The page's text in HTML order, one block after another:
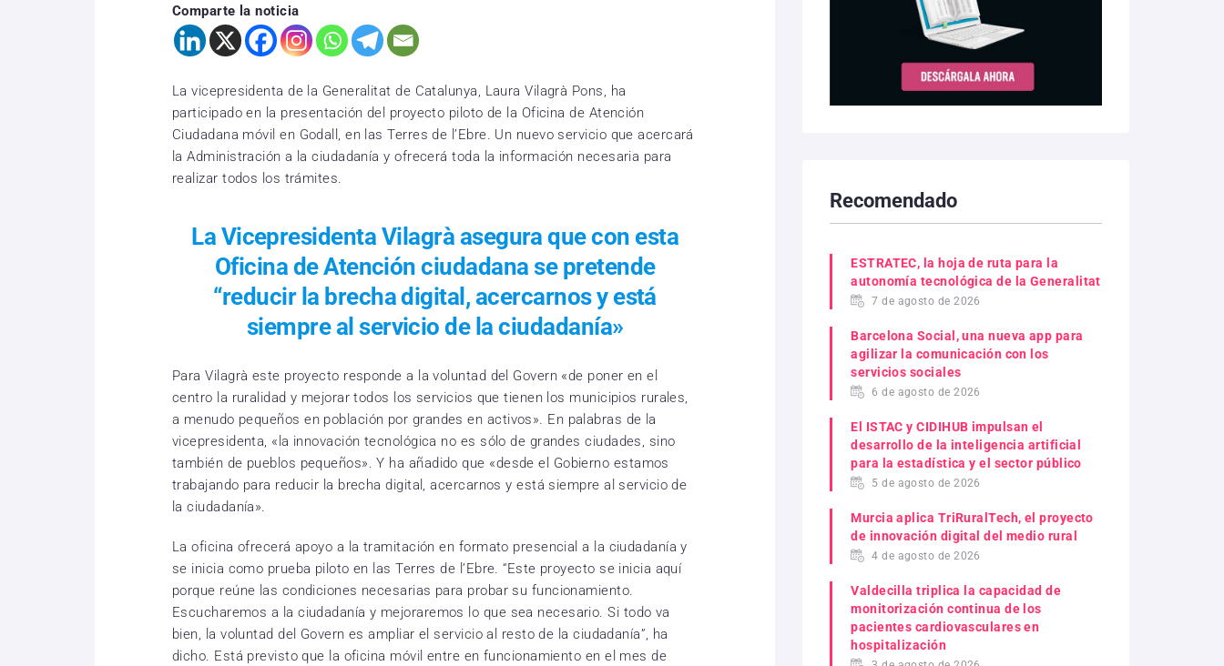
Comparte la noticia
La vicepresidenta de la Generalitat de Catalunya, Laura Vilagrà Pons, ha
participado en la presentación del proyecto piloto de la Oficina de Atención
Ciudadana móvil en Godall, en las Terres de l’Ebre. Un nuevo servicio que acercará
la Administración a la ciudadanía y ofrecerá toda la información necesaria para
realizar todos los trámites.
La Vicepresidenta Vilagrà asegura que con esta
Oficina de Atención ciudadana se pretende
“reducir la brecha digital, acercarnos y está
siempre al servicio de la ciudadanía»
Para Vilagrà este proyecto responde a la voluntad del Govern «de poner en el
centro la ruralidad y mejorar todos los servicios que tienen los municipios rurales,
a menudo pequeños en población por grandes en activos». En palabras de la
vicepresidenta, «la innovación tecnológica no es sólo de grandes ciudades, sino
también de pueblos pequeños». Y ha añadido que «desde el Gobierno estamos
trabajando para reducir la brecha digital, acercarnos y está siempre al servicio de
la ciudadanía».
La oficina ofrecerá apoyo a la tramitación en formato presencial a la ciudadanía y
se inicia como prueba piloto en las Terres de l’Ebre. “Este proyecto se inicia aquí
porque reúne las condiciones necesarias para probar su funcionamiento.
Escucharemos a la ciudadanía y mejoraremos lo que sea necesario. Si todo va
bien, la voluntad del Govern es ampliar el servicio al resto de la ciudadanía”, ha
dicho. Está previsto que la oficina móvil entre en funcionamiento en el mes de
Recomendado
ESTRATEC, la hoja de ruta para la
autonomía tecnológica de la Generalitat
7 de agosto de 2026
Barcelona Social, una nueva app para
agilizar la comunicación con los
servicios sociales
6 de agosto de 2026
El ISTAC y CIDIHUB impulsan el
desarrollo de la inteligencia artificial
para la estadística y el sector público
5 de agosto de 2026
Murcia aplica TriRuralTech, el proyecto
de innovación digital del medio rural
4 de agosto de 2026
Valdecilla triplica la capacidad de
monitorización continua de los
pacientes cardiovasculares en
hospitalización